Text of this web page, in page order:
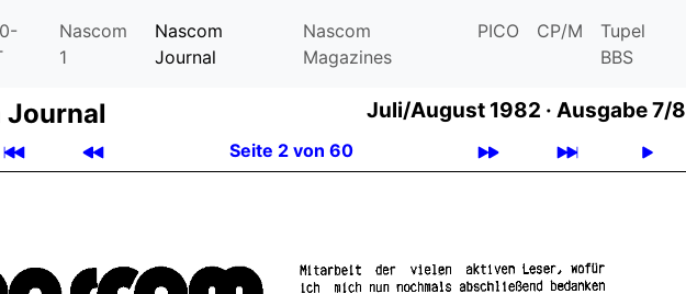
Nascom
1
Nascom
Journal
Nascom
Magazines
PICO CP/M
Tupel
BBS
Journal Juli/August 1982 · Ausgabe 7/8
Seite 2 von 60